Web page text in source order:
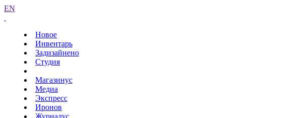
EN
Новое
Инвентарь
Задизайнено
Студия
Магазинус
Медиа
Экспресс
Иронов
Журналус